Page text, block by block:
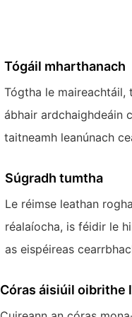
Tógáil mharthanach
Tógtha le maireachtáil,
ábhair ardchaighdeáin
taitneamh leanúnach
Súgradh tumtha
Le réimse leathan
réalaíocha, is féidir le
as eispéireas
Córas áisiúil oibrithe